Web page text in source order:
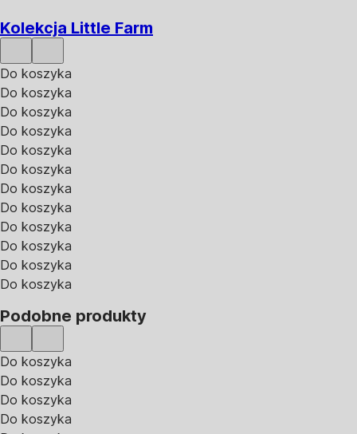
Kolekcja Little Farm
Do koszyka
Do koszyka
Do koszyka
Do koszyka
Do koszyka
Do koszyka
Do koszyka
Do koszyka
Do koszyka
Do koszyka
Do koszyka
Do koszyka
Podobne produkty
Do koszyka
Do koszyka
Do koszyka
Do koszyka